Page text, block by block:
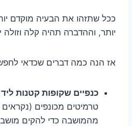
ככל שתזהו את הבעיה מוקדם
יותר, וההדברה תהיה קלה וזולה
אז הנה כמה דברים שכדאי
כנפיים שקופות קטנות
טרמיטים מכונפים
מהמושבה כדי להקים